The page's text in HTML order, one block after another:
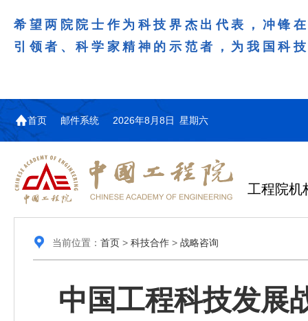
希望两院院士作为科技界杰出代表，冲锋
引领者、科学家精神的示范者，为我国科
首页 邮件系统 2026年8月8日 星期六
工程院机
当前位置： 首页> 科技合作> 战略咨询
中国工程科技发展